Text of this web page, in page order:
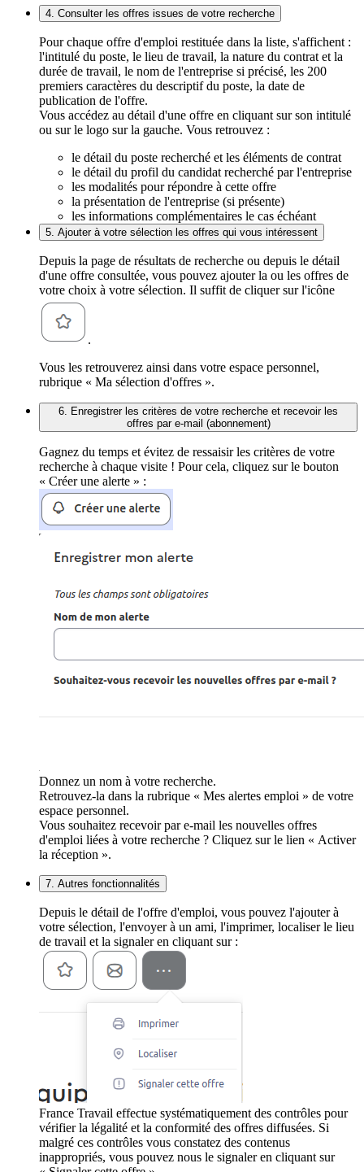
4. Consulter les offres issues de votre recherche
Pour chaque offre d'emploi restituée dans la liste, s'affichent :
l'intitulé du poste, le lieu de travail, la nature du contrat et la
durée de travail, le nom de l'entreprise si précisé, les 200
premiers caractères du descriptif du poste, la date de
publication de l'offre.
Vous accédez au détail d'une offre en cliquant sur son intitulé
ou sur le logo sur la gauche. Vous retrouvez :
le détail du poste recherché et les éléments de contrat
le détail du profil du candidat recherché par l'entreprise
les modalités pour répondre à cette offre
la présentation de l'entreprise (si présente)
les informations complémentaires le cas échéant
5. Ajouter à votre sélection les offres qui vous intéressent
Depuis la page de résultats de recherche ou depuis le détail
d'une offre consultée, vous pouvez ajouter la ou les offres de
votre choix à votre sélection. Il suffit de cliquer sur l'icône
.
Vous les retrouverez ainsi dans votre espace personnel,
rubrique « Ma sélection d'offres ».
6. Enregistrer les critères de votre recherche et recevoir les
offres par e-mail (abonnement)
Gagnez du temps et évitez de ressaisir les critères de votre
recherche à chaque visite ! Pour cela, cliquez sur le bouton
« Créer une alerte » :
Donnez un nom à votre recherche.
Retrouvez-la dans la rubrique « Mes alertes emploi » de votre
espace personnel.
Vous souhaitez recevoir par e-mail les nouvelles offres
d'emploi liées à votre recherche ? Cliquez sur le lien « Activer
la réception ».
7. Autres fonctionnalités
Depuis le détail de l'offre d'emploi, vous pouvez l'ajouter à
votre sélection, l'envoyer à un ami, l'imprimer, localiser le lieu
de travail et la signaler en cliquant sur :
France Travail effectue systématiquement des contrôles pour
vérifier la légalité et la conformité des offres diffusées. Si
malgré ces contrôles vous constatez des contenus
inappropriés, vous pouvez nous le signaler en cliquant sur